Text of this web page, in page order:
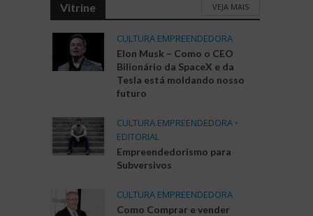
Vitrine VEJA MAIS
CULTURA EMPREENDEDORA
Elon Musk – Como o CEO
Bilionário da SpaceX e da
Tesla está moldando nosso
futuro
CULTURA EMPREENDEDORA •
EDITORIAL
Empreendedorismo para
Subversivos
CULTURA EMPREENDEDORA
Como Comprar e vender